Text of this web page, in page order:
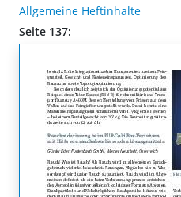
Allgemeine Heftinhalte
Seite 137: